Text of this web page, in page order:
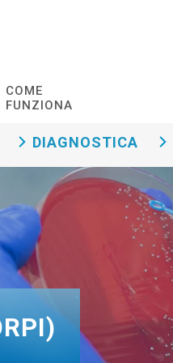
COME
FUNZIONA
DIAGNOSTICA